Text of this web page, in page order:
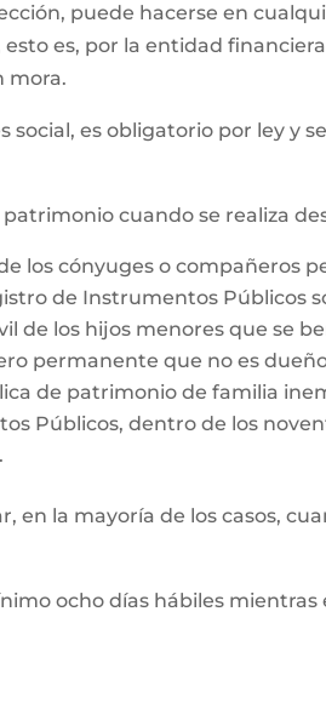
puede hacerse en
es, por la entidad
mora.
social, es obligatorio por ley y
cuando se realiza
los cónyuges o compañeros
de Instrumentos Públicos
de los hijos menores que se
permanente que no es
de patrimonio de familia
Públicos, dentro de los
en la mayoría de los casos,
ocho días hábiles